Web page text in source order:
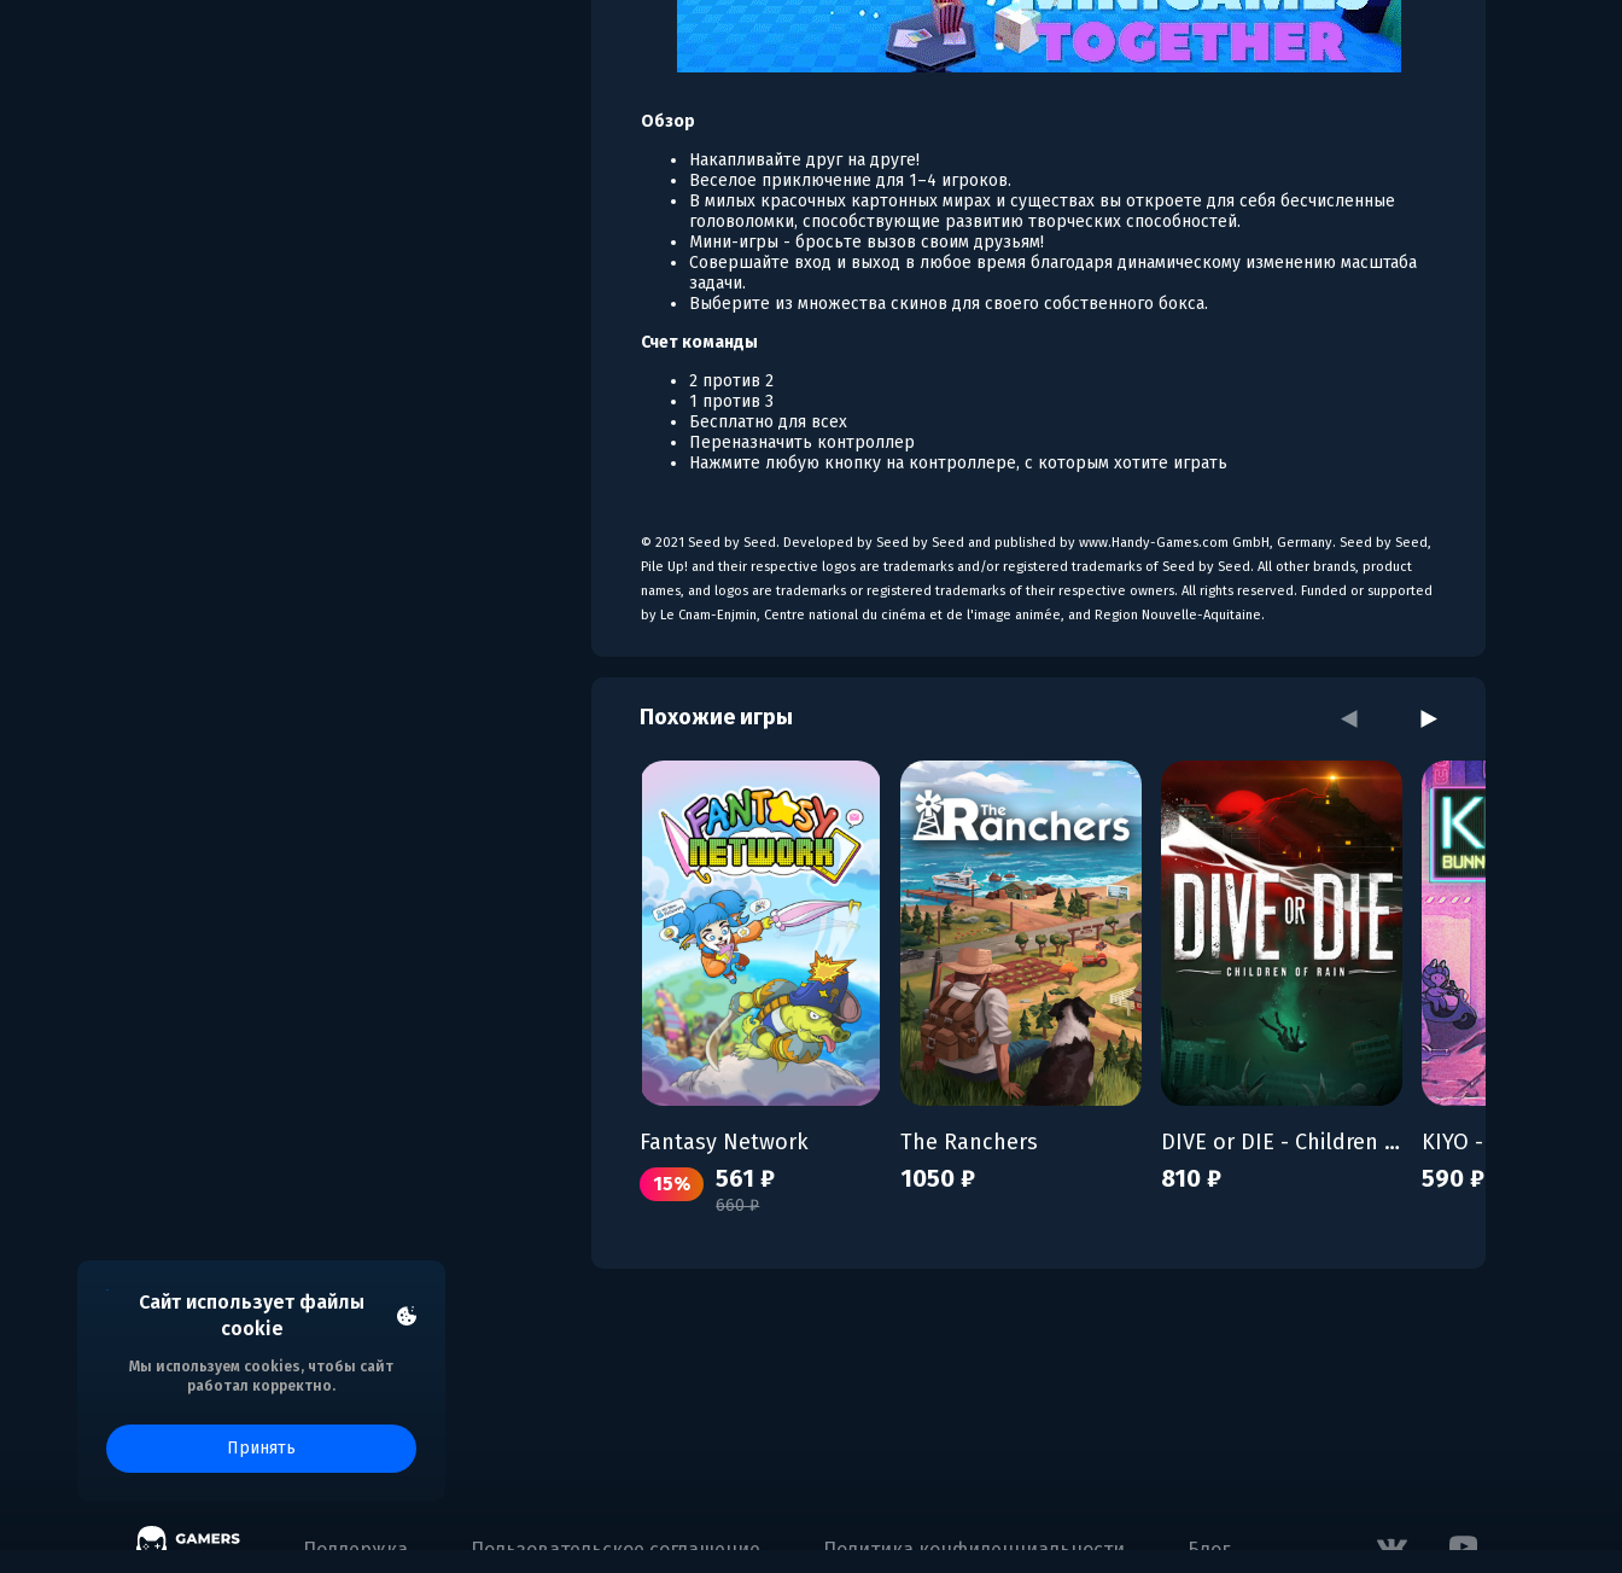
Сайт использует файлы
cookie
Мы используем cookies, чтобы сайт
работал корректно.
принять
Обзор
Накапливайте друг на друге!
Веселое приключение для 1–4 игроков.
В милых красочных картонных мирах и существах вы откроете для себя бесчисленные
головоломки, способствующие развитию творческих способностей.
Мини-игры - бросьте вызов своим друзьям!
Совершайте вход и выход в любое время благодаря динамическому изменению масштаба
задачи.
Выберите из множества скинов для своего собственного бокса.
Счет команды
2 против 2
1 против 3
Бесплатно для всех
Переназначить контроллер
Нажмите любую кнопку на контроллере, с которым хотите играть
© 2021 Seed by Seed. Developed by Seed by Seed and published by www.Handy-Games.com GmbH, Germany. Seed by Seed,
Pile Up! and their respective logos are trademarks and/or registered trademarks of Seed by Seed. All other brands, product
names, and logos are trademarks or registered trademarks of their respective owners. All rights reserved. Funded or supported
by Le Cnam-Enjmin, Centre national du cinéma et de l'image animée, and Region Nouvelle-Aquitaine.
Похожие игры
Fantasy Network
15% 561 ₽
660 ₽
The Ranchers
1050 ₽
DIVE or DIE - Children of Rain
810 ₽
KIYO - Bunny
590 ₽
Поддержка Пользовательское соглашение Политика конфиденциальности Блог